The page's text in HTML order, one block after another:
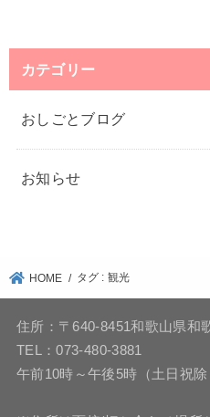
カテゴリー
おしごとブログ
お知らせ
HOME タグ : 観光
住所：〒640-8451和歌山県和
TEL：073-480-3881
午前10時～午後5時（土日祝除